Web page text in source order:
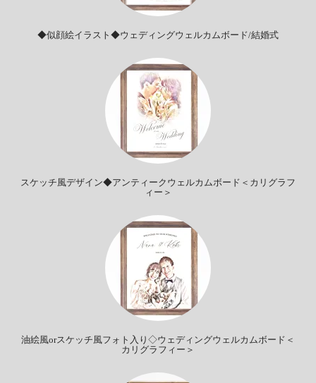
◆似顔絵イラスト◆ウェディングウェルカムボード/結婚式
スケッチ風デザイン◆アンティークウェルカムボード＜カリグラフ
ィー＞
油絵風orスケッチ風フォト入り◇ウェディングウェルカムボード＜
カリグラフィー＞